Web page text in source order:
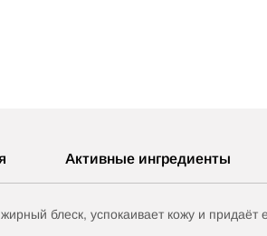
Активные ингредиенты
блеск, успокаивает кожу и придаёт